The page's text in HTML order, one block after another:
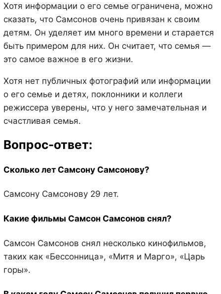
Хотя информации о его семье ограничена, можно
сказать, что Самсонов очень привязан к своим
детям. Он уделяет им много времени и старается
быть примером для них. Он считает, что семья —
это самое важное в его жизни.
Хотя нет публичных фотографий или информации
о его семье и детях, поклонники и коллеги
режиссера уверены, что у него замечательная и
счастливая семья.
Вопрос-ответ:
Сколько лет Самсону Самсонову?
Самсону Самсонову 29 лет.
Какие фильмы Самсон Самсонов снял?
Самсон Самсонов снял несколько кинофильмов,
таких как «Бессонница», «Митя и Марго», «Царь
горы».